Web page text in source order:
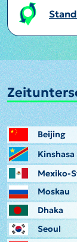
Beijing
Kinshasa
Mexiko-
Moskau
Dhaka
Seoul